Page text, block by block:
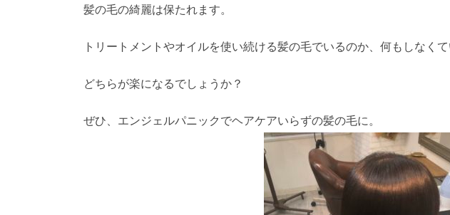
髪の毛の綺麗は保たれます。
トリートメントやオイルを使い続ける髪の毛でいるのか、何もしなくて
どちらが楽になるでしょうか？
ぜひ、エンジェルパニックでヘアケアいらずの髪の毛に。